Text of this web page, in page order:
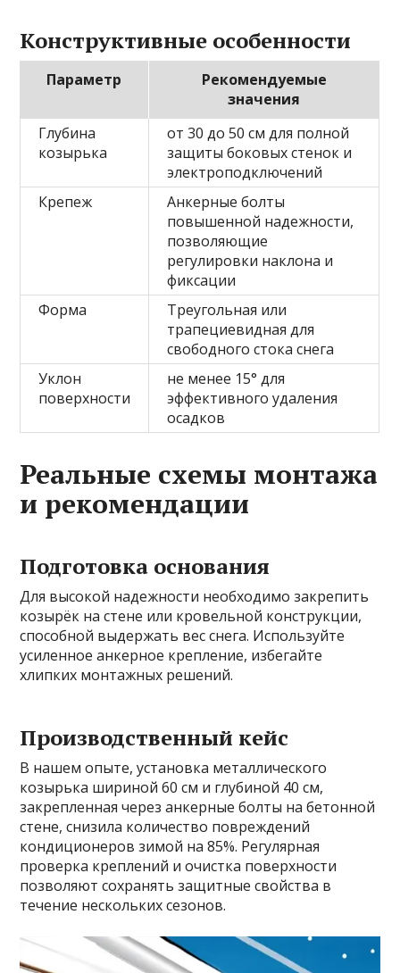
Конструктивные особенности
Параметр
Рекомендуемые
значения
Глубина
козырька
от 30 до 50 см для полной
защиты боковых стенок и
электроподключений
Крепеж
Анкерные болты
повышенной надежности,
позволяющие
регулировки наклона и
фиксации
Форма
Треугольная или
трапециевидная для
свободного стока снега
Уклон
поверхности
не менее 15° для
эффективного удаления
осадков
Реальные схемы монтажа
и рекомендации
Подготовка основания
Для высокой надежности необходимо закрепить
козырёк на стене или кровельной конструкции,
способной выдержать вес снега. Используйте
усиленное анкерное крепление, избегайте
хлипких монтажных решений.
Производственный кейс
В нашем опыте, установка металлического
козырька шириной 60 см и глубиной 40 см,
закрепленная через анкерные болты на бетонной
стене, снизила количество повреждений
кондиционеров зимой на 85%. Регулярная
проверка креплений и очистка поверхности
позволяют сохранять защитные свойства в
течение нескольких сезонов.